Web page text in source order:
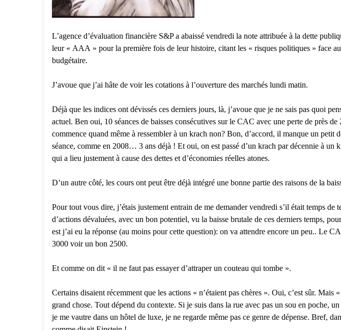
L’agence d’évaluation financière S&P a abaissé vendredi la note attribuée à la dette
leur « AAA » pour la première fois de leur histoire, citant les « risques politiques » face
budgétaire.
J’avoue que j’ai hâte de voir les cotations à l’ouverture des marchés lundi matin.
Déjà que les indices ont dévissés ces derniers jours, là, j’avoue que je ne sais pas quoi
actuel. Ben oui, 10 séances de baisses consécutives sur le CAC avec une perte de près de
commence quand même à ressembler à un krach non? Bon, d’accord, il manque un petit
séance, comme en 2008… 3 ans déjà ! Et oui, on est passé d’un krach par décennie à un
qui a lieu justement à cause des dettes et d’économies réelles atones.
D’un autre côté, les cours ont peut être déjà intégré une bonne partie des raisons de la
Pour tout vous dire, j’étais justement entrain de me demander vendredi s’il était temps de
d’actions dévaluées, avec un bon potentiel, vu la baisse brutale de ces derniers temps,
est j’ai eu la réponse (au moins pour cette question): on va attendre encore un peu.. Le
3000 voir un bon 2500.
Et comme on dit « il ne faut pas essayer d’attraper un couteau qui tombe ».
Certains disaient récemment que les actions « n’étaient pas chères ». Oui, c’est sûr. Mais
grand chose. Tout dépend du contexte. Si je suis dans la rue avec pas un sou en poche,
je me vautre dans un hôtel de luxe, je ne regarde même pas ce genre de dépense. Bref,